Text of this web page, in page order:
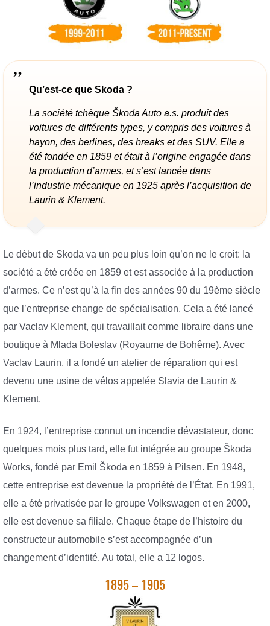
Qu’est-ce que Skoda ?
La société tchèque Škoda Auto a.s. produit des
voitures de différents types, y compris des voitures à
hayon, des berlines, des breaks et des SUV. Elle a
été fondée en 1859 et était à l’origine engagée dans
la production d’armes, et s’est lancée dans
l’industrie mécanique en 1925 après l’acquisition de
Laurin & Klement.
Le début de Skoda va un peu plus loin qu’on ne le croit: la
société a été créée en 1859 et est associée à la production
d’armes. Ce n’est qu’à la fin des années 90 du 19ème siècle
que l’entreprise change de spécialisation. Cela a été lancé
par Vaclav Klement, qui travaillait comme libraire dans une
boutique à Mlada Boleslav (Royaume de Bohême). Avec
Vaclav Laurin, il a fondé un atelier de réparation qui est
devenu une usine de vélos appelée Slavia de Laurin &
Klement.
En 1924, l’entreprise connut un incendie dévastateur, donc
quelques mois plus tard, elle fut intégrée au groupe Škoda
Works, fondé par Emil Škoda en 1859 à Pilsen. En 1948,
cette entreprise est devenue la propriété de l’État. En 1991,
elle a été privatisée par le groupe Volkswagen et en 2000,
elle est devenue sa filiale. Chaque étape de l’histoire du
constructeur automobile s’est accompagnée d’un
changement d’identité. Au total, elle a 12 logos.
1895 – 1905